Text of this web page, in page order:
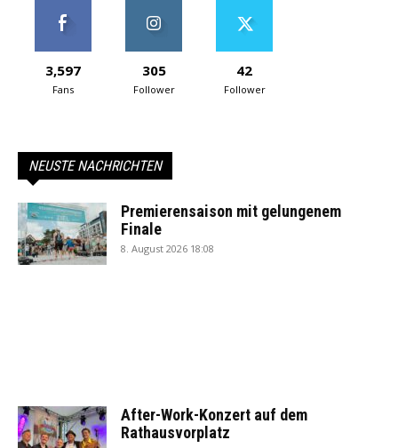
3,597
Fans
305
Follower
42
Follower
NEUSTE NACHRICHTEN
Premierensaison mit gelungenem
Finale
8. August 2026 18:08
After-Work-Konzert auf dem
Rathausvorplatz